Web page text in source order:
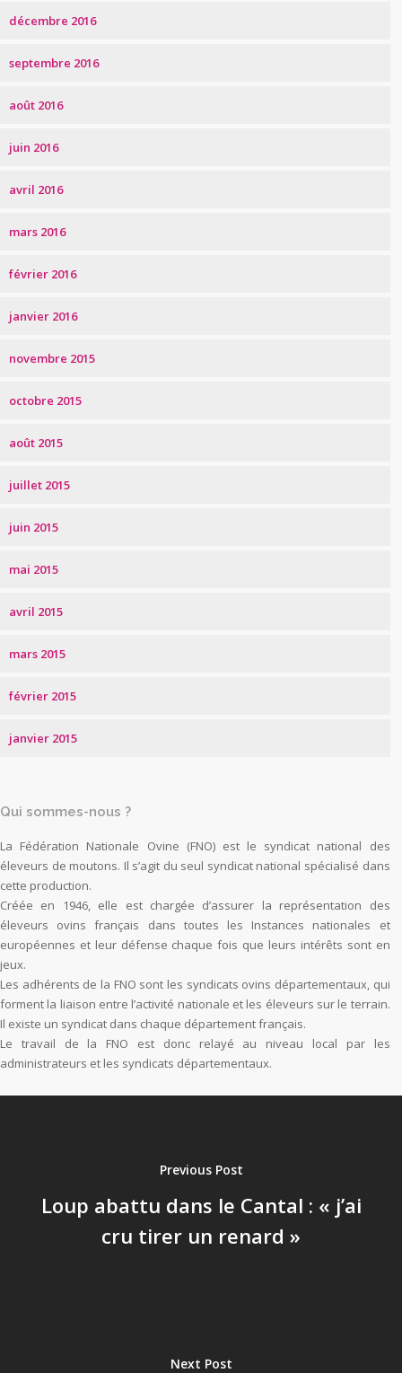
décembre 2016
septembre 2016
août 2016
juin 2016
avril 2016
mars 2016
février 2016
janvier 2016
novembre 2015
octobre 2015
août 2015
juillet 2015
juin 2015
mai 2015
avril 2015
mars 2015
février 2015
janvier 2015
Qui sommes-nous ?
La Fédération Nationale Ovine (FNO) est le syndicat national des
éleveurs de moutons. Il s’agit du seul syndicat national spécialisé dans
cette production.
Créée en 1946, elle est chargée d’assurer la représentation des
éleveurs ovins français dans toutes les Instances nationales et
européennes et leur défense chaque fois que leurs intérêts sont en
jeux.
Les adhérents de la FNO sont les syndicats ovins départementaux, qui
forment la liaison entre l’activité nationale et les éleveurs sur le terrain.
Il existe un syndicat dans chaque département français.
Le travail de la FNO est donc relayé au niveau local par les
administrateurs et les syndicats départementaux.
Previous Post
Loup abattu dans le Cantal : « j’ai
cru tirer un renard »
Next Post